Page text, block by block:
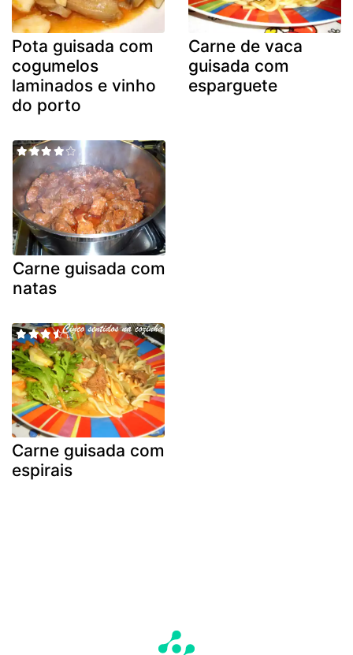
Pota guisada com
cogumelos
laminados e vinho
do porto
Carne de vaca
guisada com
esparguete
Carne guisada com
natas
Carne guisada com
espirais